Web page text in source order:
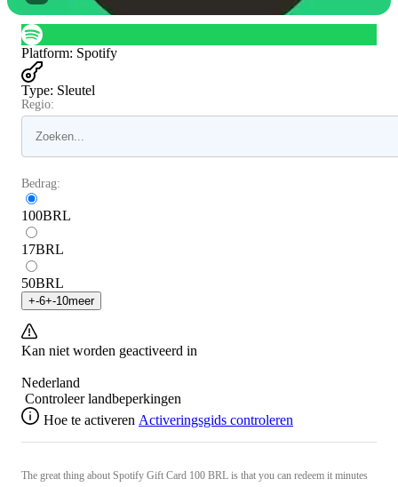
Platform: Spotify
Type: Sleutel
Regio:
Bedrag:
100BRL
17BRL
50BRL
+-6+-10meer
Kan niet worden geactiveerd in
Nederland
Controleer landbeperkingen
Hoe te activeren Activeringsgids controleren
The great thing about Spotify Gift Card 100 BRL is that you can redeem it minutes